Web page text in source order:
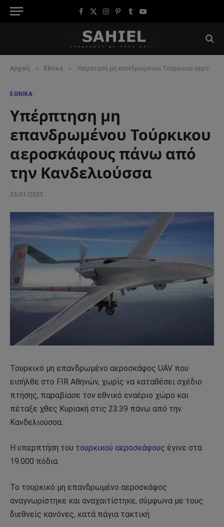
Facebook
X
Instagram
Pinterest
TumblrYouTube
Αρχική » Εθνικά » Υπέρπτηση μη επανδρωμένου Τούρκικου αεροσκάφους πάνω από την Κανδελιούσσα
ΕΘΝΙΚΆ
Υπέρπτηση μη
επανδρωμένου Τούρκικου
αεροσκάφους πάνω από
την Κανδελιούσσα
23/01/2023
Τουρκικό μη επανδρωμένο αεροσκάφος UAV που
εισήλθε στο FIR Αθηνών, χωρίς να καταθέσει σχέδιο
πτήσης, παραβίασε τον εθνικό εναέριο χώρο και
πέταξε χθες Κυριακή στις 23:39 πάνω από την
Κανδελιούσσα.
Η υπερπτήση του τουρκικού αεροσκάφους έγινε στα
19.000 πόδια.
Το τουρκικό μη επανδρωμένο αεροσκάφος
αναγνωρίστηκε και αναχαιτίστηκε, σύμφωνα με τους
διεθνείς κανόνες, κατά πάγια τακτική.